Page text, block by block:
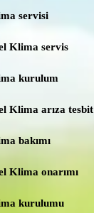
servisi
Klima servis
kurulum
Klima arıza tesbit
bakımı
Klima onarımı
kurulumu